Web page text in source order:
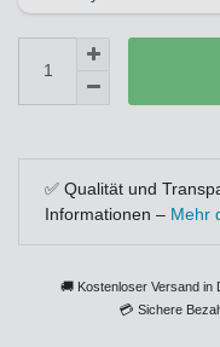
✅ Qualität und
Informationen – Mehr
🚚 Kostenloser Versand in
💳 Sichere